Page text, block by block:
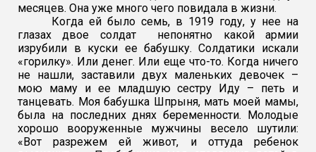
месяцев. Она уже много чего повидала в жизни.
Когда ей было семь, в 1919 году, у нее на
глазах двое солдат непонятно какой армии
изрубили в куски ее бабушку. Солдатики искали
«горилку». Или денег. Или еще что-то. Когда ничего
не нашли, заставили двух маленьких девочек –
мою маму и ее младшую сестру Иду – петь и
танцевать. Моя бабушка Шпрыня, мать моей мамы,
была на последних днях беременности. Молодые
хорошо вооруженные мужчины весело шутили:
«Вот разрежем ей живот, и оттуда ребенок